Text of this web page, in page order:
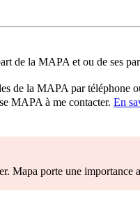
de la MAPA et ou de ses
de la MAPA par téléphone
MAPA à me contacter. En
Mapa porte une